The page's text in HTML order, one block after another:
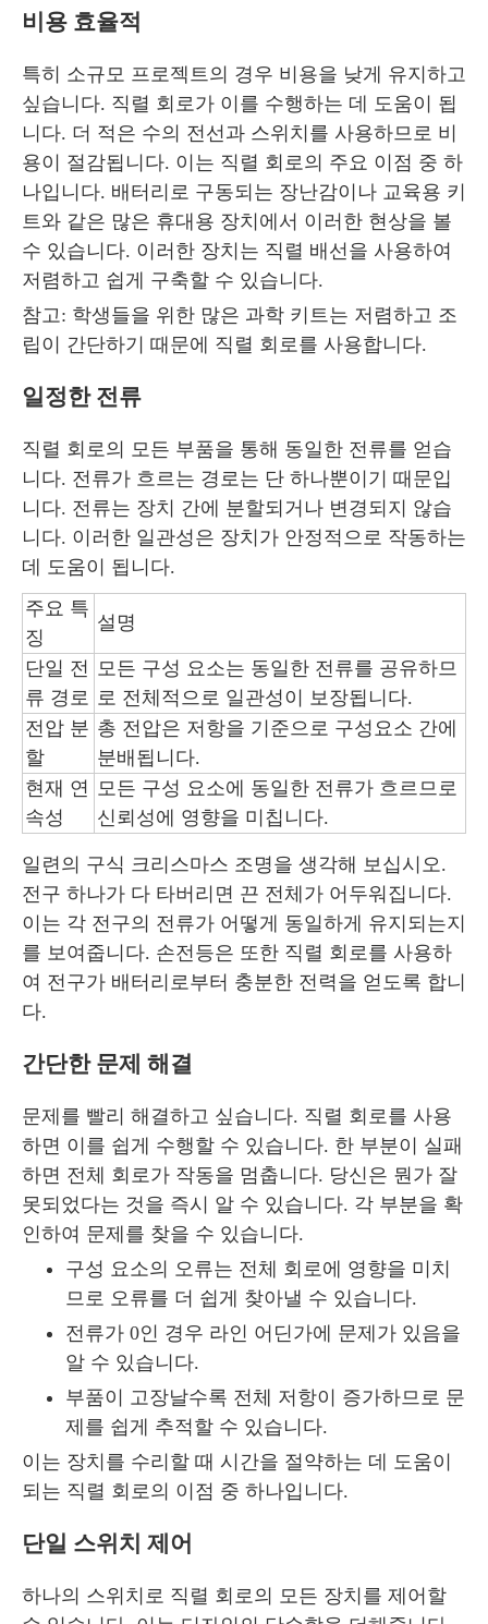
비용 효율적
특히 소규모 프로젝트의 경우 비용을 낮게 유지하고
싶습니다. 직렬 회로가 이를 수행하는 데 도움이 됩
니다. 더 적은 수의 전선과 스위치를 사용하므로 비
용이 절감됩니다. 이는 직렬 회로의 주요 이점 중 하
나입니다. 배터리로 구동되는 장난감이나 교육용 키
트와 같은 많은 휴대용 장치에서 이러한 현상을 볼
수 있습니다. 이러한 장치는 직렬 배선을 사용하여
저렴하고 쉽게 구축할 수 있습니다.
참고: 학생들을 위한 많은 과학 키트는 저렴하고 조
립이 간단하기 때문에 직렬 회로를 사용합니다.
일정한 전류
직렬 회로의 모든 부품을 통해 동일한 전류를 얻습
니다. 전류가 흐르는 경로는 단 하나뿐이기 때문입
니다. 전류는 장치 간에 분할되거나 변경되지 않습
니다. 이러한 일관성은 장치가 안정적으로 작동하는
데 도움이 됩니다.
주요 특
징
설명
단일 전
류 경로
모든 구성 요소는 동일한 전류를 공유하므
로 전체적으로 일관성이 보장됩니다.
전압 분
할
총 전압은 저항을 기준으로 구성요소 간에
분배됩니다.
현재 연
속성
모든 구성 요소에 동일한 전류가 흐르므로
신뢰성에 영향을 미칩니다.
일련의 구식 크리스마스 조명을 생각해 보십시오.
전구 하나가 다 타버리면 끈 전체가 어두워집니다.
이는 각 전구의 전류가 어떻게 동일하게 유지되는지
를 보여줍니다. 손전등은 또한 직렬 회로를 사용하
여 전구가 배터리로부터 충분한 전력을 얻도록 합니
다.
간단한 문제 해결
문제를 빨리 해결하고 싶습니다. 직렬 회로를 사용
하면 이를 쉽게 수행할 수 있습니다. 한 부분이 실패
하면 전체 회로가 작동을 멈춥니다. 당신은 뭔가 잘
못되었다는 것을 즉시 알 수 있습니다. 각 부분을 확
인하여 문제를 찾을 수 있습니다.
구성 요소의 오류는 전체 회로에 영향을 미치
므로 오류를 더 쉽게 찾아낼 수 있습니다.
전류가 0인 경우 라인 어딘가에 문제가 있음을
알 수 있습니다.
부품이 고장날수록 전체 저항이 증가하므로 문
제를 쉽게 추적할 수 있습니다.
이는 장치를 수리할 때 시간을 절약하는 데 도움이
되는 직렬 회로의 이점 중 하나입니다.
단일 스위치 제어
하나의 스위치로 직렬 회로의 모든 장치를 제어할